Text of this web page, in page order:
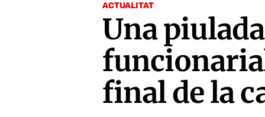
ACTUALITAT
Una
final de la